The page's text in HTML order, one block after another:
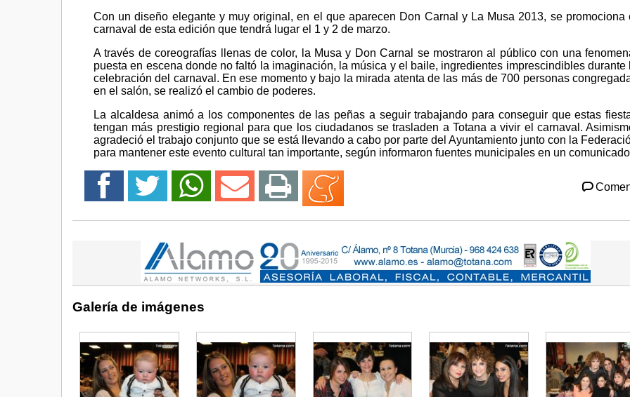
Con un diseño elegante y muy original, en el que aparecen Don Carnal y La Musa 2013, se promociona
carnaval de esta edición que tendrá lugar el 1 y 2 de marzo.
A través de coreografías llenas de color, la Musa y Don Carnal se mostraron al público con una
puesta en escena donde no faltó la imaginación, la música y el baile, ingredientes imprescindibles durante
celebración del carnaval. En ese momento y bajo la mirada atenta de las más de 700 personas
en el salón, se realizó el cambio de poderes.
La alcaldesa animó a los componentes de las peñas a seguir trabajando para conseguir que estas
tengan más prestigio regional para que los ciudadanos se trasladen a Totana a vivir el carnaval.
agradeció el trabajo conjunto que se está llevando a cabo por parte del Ayuntamiento junto con la
para mantener este evento cultural tan importante, según informaron fuentes municipales en un
Galería de imágenes